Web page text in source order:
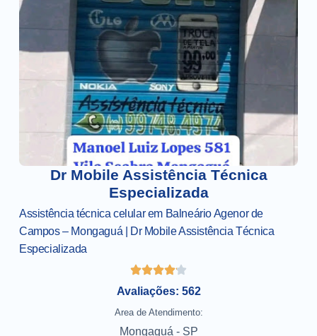
Dr Mobile Assistência Técnica
Especializada
Assistência técnica celular em Balneário Agenor de
Campos – Mongaguá | Dr Mobile Assistência Técnica
Especializada
Avaliações: 562
Area de Atendimento:
Mongaguá - SP